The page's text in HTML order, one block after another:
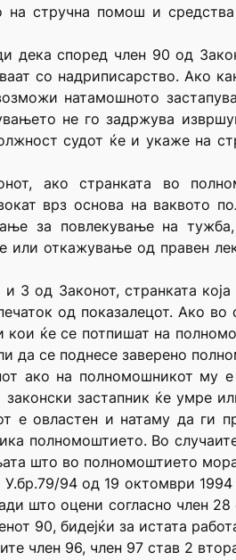
стручна помош и
дека според член 90 од
со надриписарство. Ако
натамошното
не го задржува
судот ќе и укаже на
ако странката во
врз основа на ваквото
за повлекување на
или откажување од правен
3 од Законот, странката
од показалецот. Ако
кои ќе се потпишат на
да се поднесе заверено
ако на полномошникот му
законски застапник ќе умре
е овластен и натаму да ги
полномоштието. Во
што во полномоштието
94 од 19 октомври
што оцени согласно член
90, бидејќи за истата
член 96, член 97 став 2